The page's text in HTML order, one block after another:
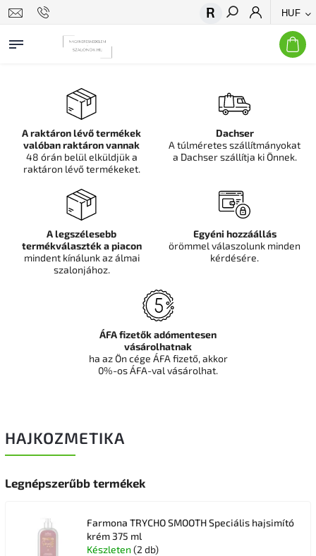
HUF
Keresés
HAJKOZMETIKA
Legnépszerűbb termékek
Farmona TRYCHO SMOOTH Speciális hajsimító
krém 375 ml
Készleten (2 db)
A raktáron lévő termékek
valóban raktáron vannak
48 órán belül elküldjük a
raktáron lévő termékeket.
Dachser
A túlméretes szállítmányokat
a Dachser szállítja ki Önnek.
A legszélesebb
termékválaszték a piacon
mindent kínálunk az álmai
szalonjához.
Egyéni hozzáállás
örömmel válaszolunk minden
kérdésére.
ÁFA fizetők adómentesen
vásárolhatnak
ha az Ön cége ÁFA fizető, akkor
0%-os ÁFA-val vásárolhat.